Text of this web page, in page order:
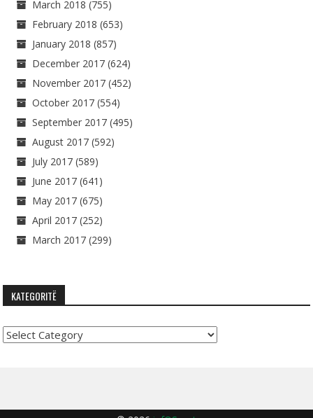
March 2018 (755)
February 2018 (653)
January 2018 (857)
December 2017 (624)
November 2017 (452)
October 2017 (554)
September 2017 (495)
August 2017 (592)
July 2017 (589)
June 2017 (641)
May 2017 (675)
April 2017 (252)
March 2017 (299)
KATEGORITË
Kategoritë